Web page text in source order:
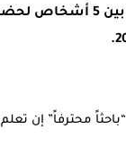
“باحثاً محترفاً” إن تعلم